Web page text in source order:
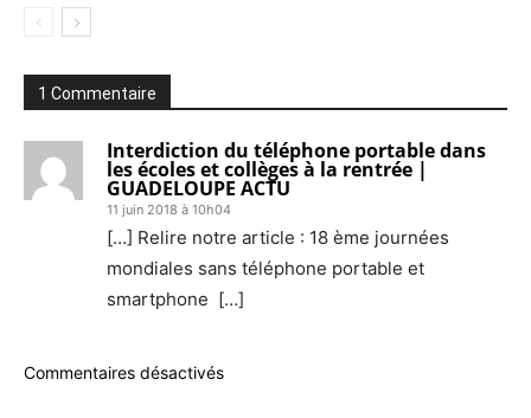
1 Commentaire
Interdiction du téléphone portable dans
les écoles et collèges à la rentrée |
GUADELOUPE ACTU
11 juin 2018 à 10h04
[…] Relire notre article : 18 ème journées
mondiales sans téléphone portable et
smartphone […]
Commentaires désactivés